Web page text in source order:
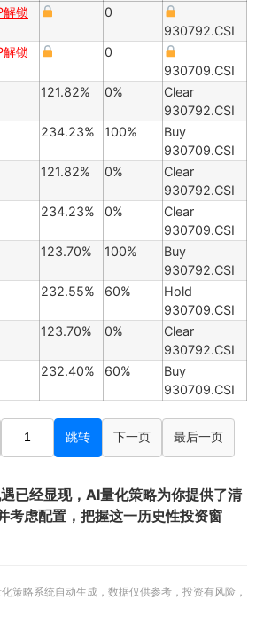
解锁
0
930792.CSI
解锁
0
930709.CSI
121.82% 0%
Clear
930792.CSI
234.23% 100%
Buy
930709.CSI
121.82% 0%
Clear
930792.CSI
234.23% 0%
Clear
930709.CSI
123.70% 100%
Buy
930792.CSI
232.55% 60%
Hold
930709.CSI
123.70% 0%
Clear
930792.CSI
232.40% 60%
Buy
930709.CSI
跳转 下一页 最后一页
已经显现，AI量化策略为你提供了清
考虑配置，把握这一历史性投资窗
策略系统自动生成，数据仅供参考，投资有风险，